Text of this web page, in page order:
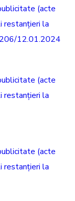
(acte
restanțieri la
12.01.2024
(acte
restanțieri la
(acte
restanțieri la